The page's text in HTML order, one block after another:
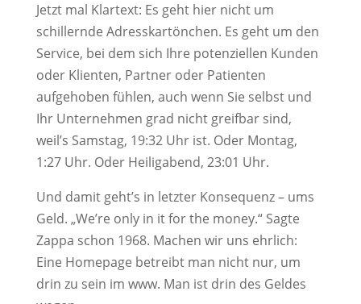
Jetzt mal Klartext: Es geht hier nicht um
schillernde Adresskartönchen. Es geht um den
Service, bei dem sich Ihre potenziellen Kunden
oder Klienten, Partner oder Patienten
aufgehoben fühlen, auch wenn Sie selbst und
Ihr Unternehmen grad nicht greifbar sind,
weil’s Samstag, 19:32 Uhr ist. Oder Montag,
1:27 Uhr. Oder Heiligabend, 23:01 Uhr.
Und damit geht’s in letzter Konsequenz – ums
Geld. „We’re only in it for the money.“ Sagte
Zappa schon 1968. Machen wir uns ehrlich:
Eine Homepage betreibt man nicht nur, um
drin zu sein im www. Man ist drin des Geldes